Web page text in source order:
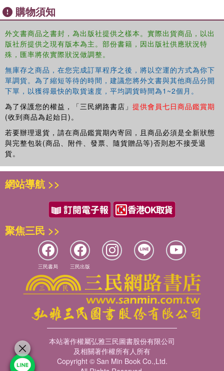
購物須知
外文書商品之書封，為出版社提供之樣本。實際出貨商品，以出
版社所提供之現有版本為主。部份書籍，因出版社供應狀況特
殊，匯率將依實際狀況做調整。
無庫存之商品，在您完成訂單程序之後，將以空運的方式為你下
單調貨。為了縮短等待的時間，建議您將外文書與其他商品分開
下單，以獲得最快的取貨速度，平均調貨時間為1~2個月。
為了保護您的權益，「三民網路書店」 提供會員七日商品鑑賞期
(收到商品為起始日)。
若要辦理退貨，請在商品鑑賞期內寄回，且商品必須是全新狀態
與完整包裝(商品、附件、發票、隨貨贈品等)否則恕不接受退
貨。
網站導航 >>
聚焦三民 >>
三民書局 三民出版
本站著作權屬弘雅三民圖書股份有限公司
及相關著作權所有人所有
Copyright © San Min Book Co.,Ltd.